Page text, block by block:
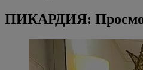
ПИКАРДИЯ: